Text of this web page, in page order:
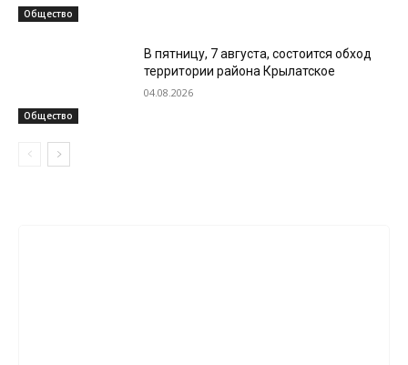
Общество
Общество
В пятницу, 7 августа, состоится обход
территории района Крылатское
04.08.2026